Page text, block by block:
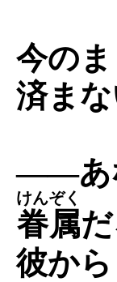
今の
済ま
――あ
眷属
けんぞく
彼か